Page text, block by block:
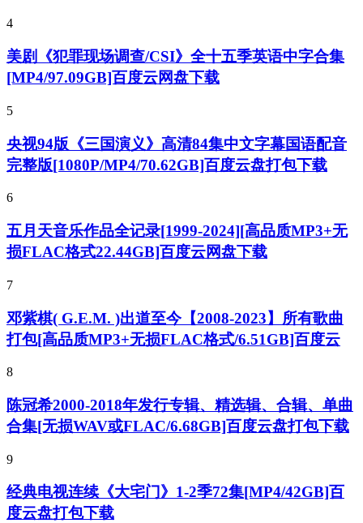
4
美剧《犯罪现场调查/CSI》全十五季英语中字合集
[MP4/97.09GB]百度云网盘下载
5
央视94版《三国演义》高清84集中文字幕国语配音
完整版[1080P/MP4/70.62GB]百度云盘打包下载
6
五月天音乐作品全记录[1999-2024][高品质MP3+无
损FLAC格式22.44GB]百度云网盘下载
7
邓紫棋( G.E.M. )出道至今【2008-2023】所有歌曲
打包[高品质MP3+无损FLAC格式/6.51GB]百度云
8
陈冠希2000-2018年发行专辑、精选辑、合辑、单曲
合集[无损WAV或FLAC/6.68GB]百度云盘打包下载
9
经典电视连续《大宅门》1-2季72集[MP4/42GB]百
度云盘打包下载